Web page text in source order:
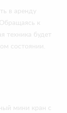
в аренду
к
техника будет
состоянии.
мини кран с